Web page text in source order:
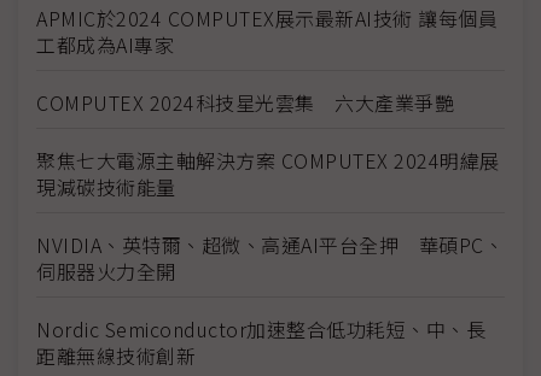
APMIC於2024 COMPUTEX展示最新AI技術 讓每個員
工都成為AI專家
COMPUTEX 2024科技星光雲集 六大產業爭艷
聚焦七大電源主軸解決方案 COMPUTEX 2024明緯展
現減碳技術能量
NVIDIA、英特爾、超微、高通AI平台全押 華碩PC、
伺服器火力全開
Nordic Semiconductor加速整合低功耗短、中、長
距離無線技術創新